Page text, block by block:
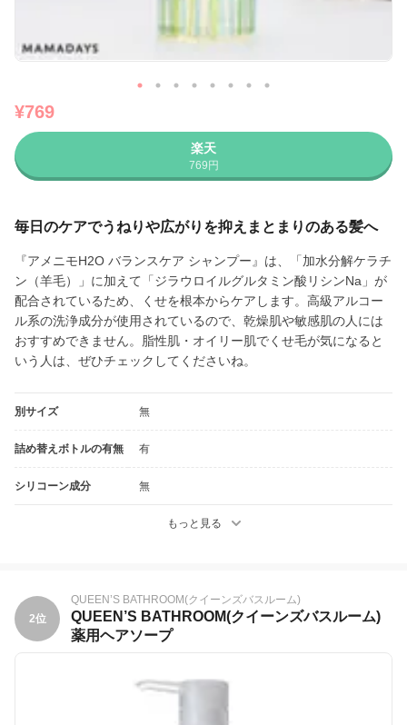
¥769
楽天
769円
毎日のケアでうねりや広がりを抑えまとまりのある髪へ
『アメニモH2O バランスケア シャンプー』は、「加水分解ケラチ
ン（羊毛）」に加えて「ジラウロイルグルタミン酸リシンNa」が
配合されているため、くせを根本からケアします。高級アルコー
ル系の洗浄成分が使用されているので、乾燥肌や敏感肌の人には
おすすめできません。脂性肌・オイリー肌でくせ毛が気になると
いう人は、ぜひチェックしてくださいね。
別サイズ 無
詰め替えボトルの有無 有
シリコーン成分 無
もっと見る
2位
QUEEN’S BATHROOM(クイーンズバスルーム)
QUEEN’S BATHROOM(クイーンズバスルーム)
薬用ヘアソープ